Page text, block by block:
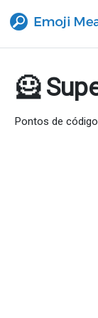
🦸
Pontos de